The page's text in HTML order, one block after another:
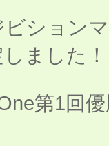
ビション
ました！
第1回